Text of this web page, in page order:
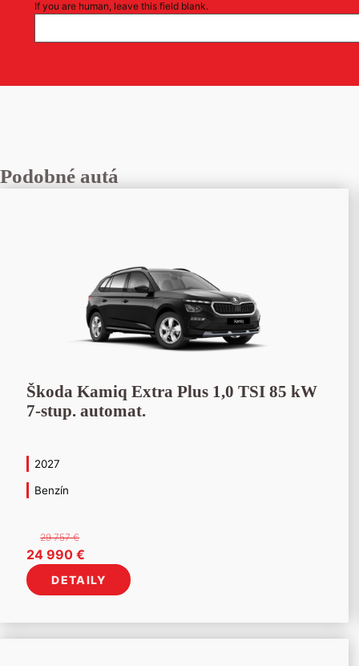
If you are human, leave this field blank.
Podobné autá
Škoda Kamiq Extra Plus 1,0 TSI 85 kW
7-stup. automat.
2027
Benzín
29 757€
Pôvodná
cena
bola:
24 990€
cena
je:
DETAILY